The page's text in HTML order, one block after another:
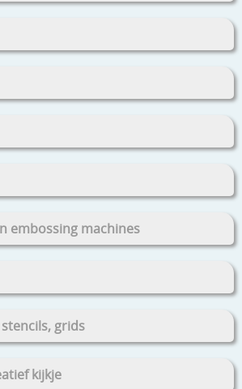
embossing machines
grids
kijkje